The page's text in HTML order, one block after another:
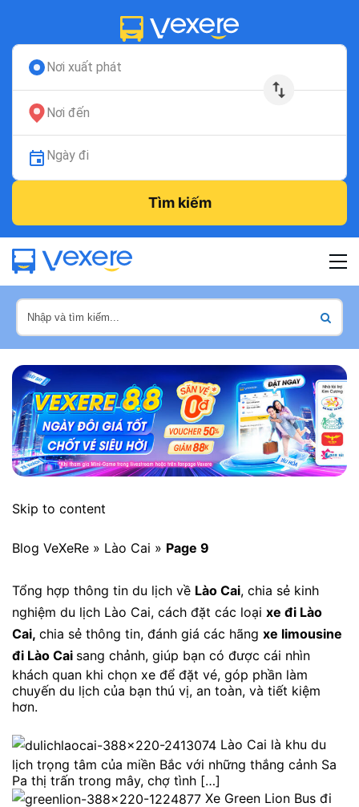
Nơi xuất phát
Nơi đến
Ngày đi
Tìm kiếm
Skip to content
Blog VeXeRe » Lào Cai » Page 9
Tổng hợp thông tin du lịch về Lào Cai, chia sẻ kinh
nghiệm du lịch Lào Cai, cách đặt các loại xe đi Lào
Cai, chia sẻ thông tin, đánh giá các hãng xe limousine
đi Lào Cai sang chảnh, giúp bạn có được cái nhìn
khách quan khi chọn xe để đặt vé, góp phần làm
chuyến du lịch của bạn thú vị, an toàn, và tiết kiệm
hơn.
Lào Cai là khu du
lịch trọng tâm của miền Bắc với những thắng cảnh Sa
Pa thị trấn trong mây, chợ tình […]
Xe Green Lion Bus đi